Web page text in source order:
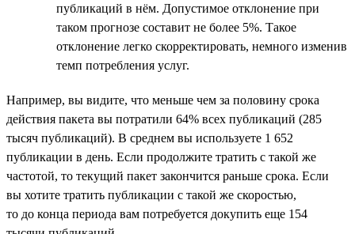
публикаций в нём. Допустимое отклонение при
таком прогнозе составит не более 5%. Такое
отклонение легко скорректировать, немного изменив
темп потребления услуг.
Например, вы видите, что меньше чем за половину срока
действия пакета вы потратили 64% всех публикаций (285
тысяч публикаций). В среднем вы используете 1 652
публикации в день. Если продолжите тратить с такой же
частотой, то текущий пакет закончится раньше срока. Если
вы хотите тратить публикации с такой же скоростью,
то до конца периода вам потребуется докупить еще 154